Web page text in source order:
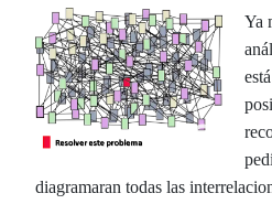
Ya
diagramaran todas las